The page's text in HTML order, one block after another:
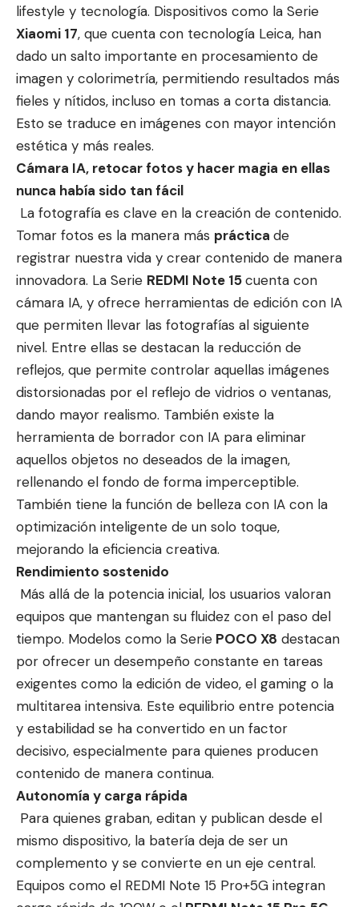
lifestyle y tecnología. Dispositivos como la Serie
Xiaomi 17, que cuenta con tecnología Leica, han
dado un salto importante en procesamiento de
imagen y colorimetría, permitiendo resultados más
fieles y nítidos, incluso en tomas a corta distancia.
Esto se traduce en imágenes con mayor intención
estética y más reales.
Cámara IA, retocar fotos y hacer magia en ellas
nunca había sido tan fácil
La fotografía es clave en la creación de contenido.
Tomar fotos es la manera más práctica de
registrar nuestra vida y crear contenido de manera
innovadora. La Serie REDMI Note 15cuenta con
cámara IA, y ofrece herramientas de edición con IA
que permiten llevar las fotografías al siguiente
nivel. Entre ellas se destacan la reducción de
reflejos, que permite controlar aquellas imágenes
distorsionadas por el reflejo de vidrios o ventanas,
dando mayor realismo. También existe la
herramienta de borrador con IA para eliminar
aquellos objetos no deseados de la imagen,
rellenando el fondo de forma imperceptible.
También tiene la función de belleza con IA con la
optimización inteligente de un solo toque,
mejorando la eficiencia creativa.
Rendimiento sostenido
Más allá de la potencia inicial, los usuarios valoran
equipos que mantengan su fluidez con el paso del
tiempo. Modelos como la Serie POCO X8 destacan
por ofrecer un desempeño constante en tareas
exigentes como la edición de video, el gaming o la
multitarea intensiva. Este equilibrio entre potencia
y estabilidad se ha convertido en un factor
decisivo, especialmente para quienes producen
contenido de manera continua.
Autonomía y carga rápida
Para quienes graban, editan y publican desde el
mismo dispositivo, la batería deja de ser un
complemento y se convierte en un eje central.
Equipos como el REDMI Note 15 Pro+5G integran